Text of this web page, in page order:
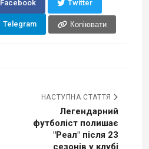
Facebook Twitter
Telegram Копіювати
НАСТУПНА СТАТТЯ
Легендарний
футболіст полишає
"Реал" після 23
сезонів у клубі